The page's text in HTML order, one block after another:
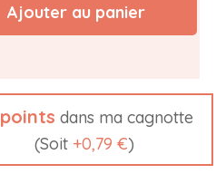
Ajouter au panier
points dans ma cagnotte
(Soit +0,79 €)